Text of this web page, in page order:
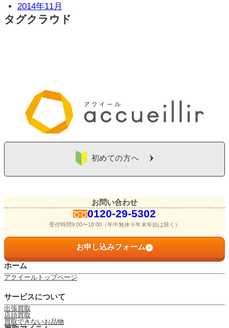
2014年11月
タグクラウド
初めての方へ
お問い合わせ
0120-29-5302
受付時間9:00〜18:00（年中無休※年末年始は除く）
お申し込みフォーム
ホーム
アクイールトップページ
サービスについて
出張買取
店頭買取
買取できないお品物